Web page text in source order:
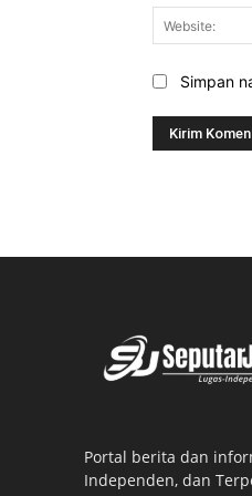
Simpan
Portal berita dan
Independen, dan